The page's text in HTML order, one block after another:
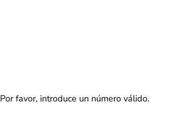
Por favor, introduce un número válido.